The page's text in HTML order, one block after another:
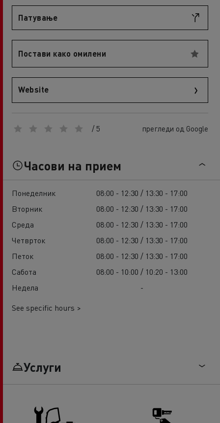
Патување
Постави како омилени
Website
/ 5 прегледи од Google
Часови на прием
Понеделник
08:00 - 12:30 / 13:30 - 17:00
Вторник
08:00 - 12:30 / 13:30 - 17:00
Среда
08:00 - 12:30 / 13:30 - 17:00
Четврток
08:00 - 12:30 / 13:30 - 17:00
Петок
08:00 - 12:30 / 13:30 - 17:00
Сабота
08:00 - 10:00 / 10:20 - 13:00
Недела
-
See specific hours >
Услуги